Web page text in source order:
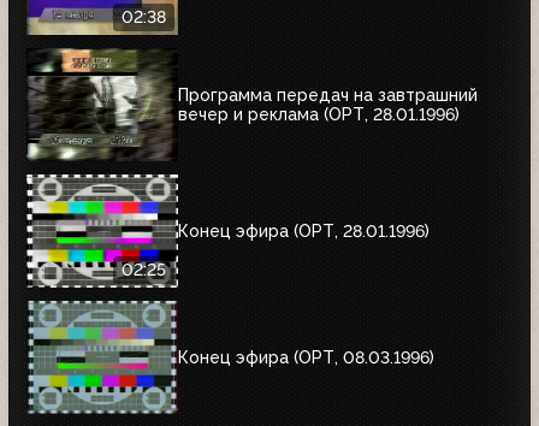
02:38
Программа передач на завтрашний
вечер и реклама (ОРТ, 28.01.1996)
02:25
Конец эфира (ОРТ, 28.01.1996)
Конец эфира (ОРТ, 08.03.1996)